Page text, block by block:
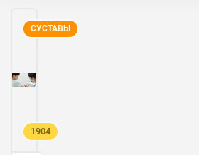
СУСТАВЫ
1904